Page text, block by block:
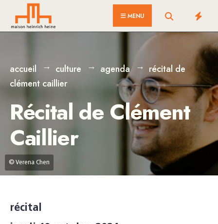
MENU
© Verena Chen
accueil culture agenda
récital de
clément caillier
Récital de Clément
Caillier
récital